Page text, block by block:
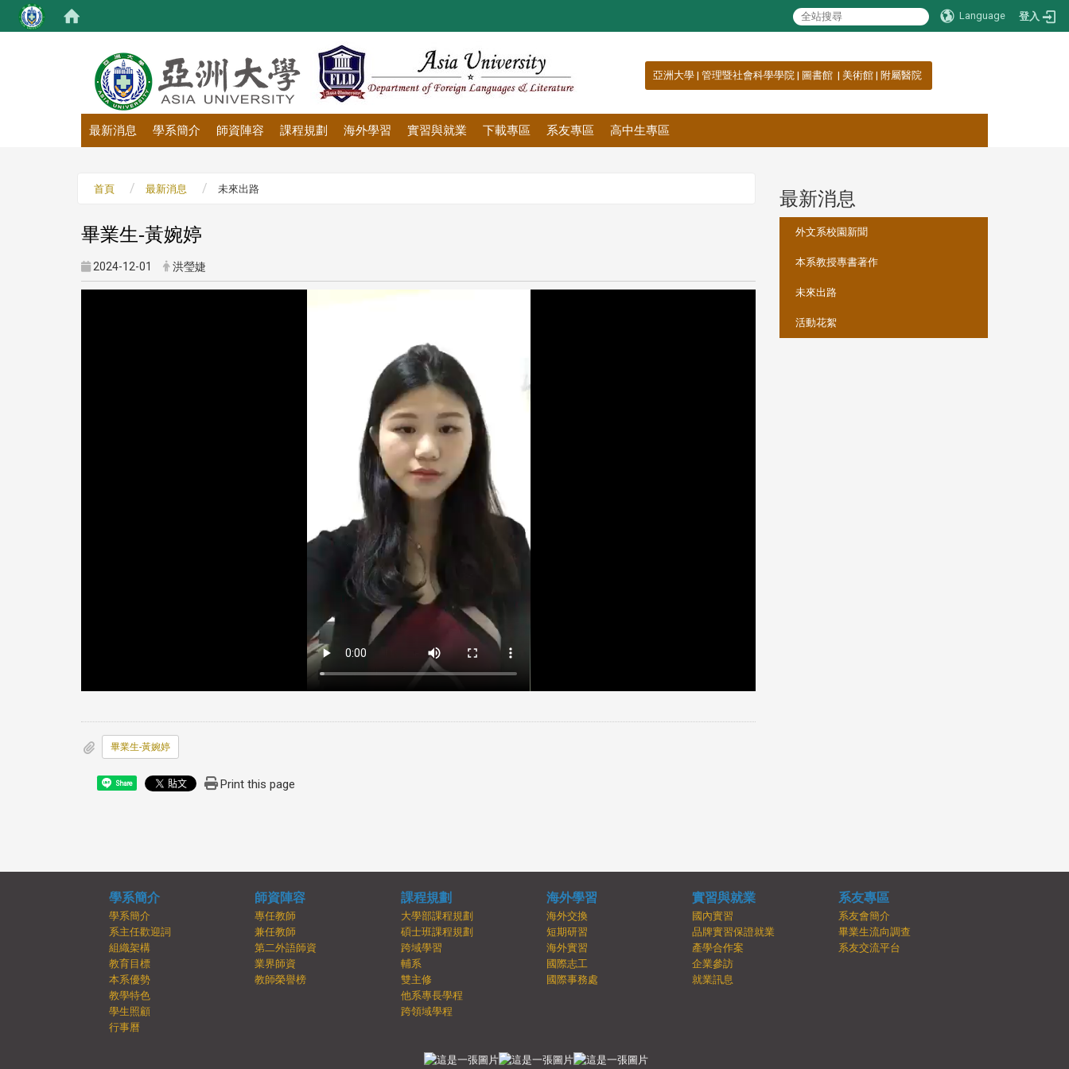
Language 登入
亞洲大學 | 管理暨社會科學學院 | 圖書館 | 美術館 | 附屬醫院
最新消息 學系簡介 師資陣容 課程規劃 海外學習 實習與就業 下載專區 系友專區 高中生專區
首頁 最新消息 未來出路
畢業生-黃婉婷
2024-12-01 洪瑩婕
畢業生-黃婉婷
Share Print this page
最新消息
外文系校園新聞
本系教授專書著作
未來出路
活動花絮
學系簡介
學系簡介
系主任歡迎詞
組織架構
教育目標
本系優勢
教學特色
學生照顧
行事曆
師資陣容
專任教師
兼任教師
第二外語師資
業界師資
教師榮譽榜
課程規劃
大學部課程規劃
碩士班課程規劃
跨域學習
輔系
雙主修
他系專長學程
跨領域學程
海外學習
海外交換
短期研習
海外實習
國際志工
國際事務處
實習與就業
國內實習
品牌實習保證就業
產學合作案
企業參訪
就業訊息
系友專區
系友會簡介
畢業生流向調查
系友交流平台